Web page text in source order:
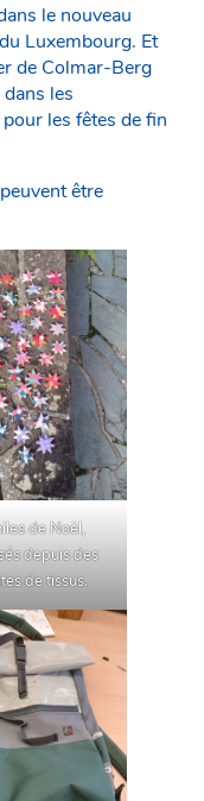
le nouveau
Luxembourg. Et
de Colmar-Berg
les
les fêtes de fin
être
de Noël,
depuis des
de tissus.